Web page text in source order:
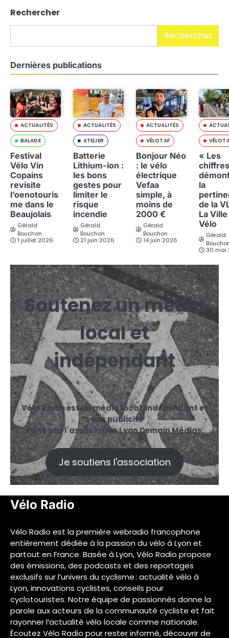
Rechercher
Rechercher
Dernières publications
ACTUALITÉS
BALADE
Festival
Vélo Vin
Copains
revisite
l’oenotouris
me dans le
Beaujolais
Gérald
Bouchon
1 juillet 2026
ACTUALITÉS
ATELIER
Batterie
Lithium-ion :
les bons
gestes pour
limiter le
risque
incendie
Gérald
Bouchon
21 juin 2026
ACTUALITÉS
VÉLOTAF
Bonjour Néo
: le vélo
électrique
Vefaa
simple, à
moins de
2000 €
Gérald
Bouchon
14 juin 2026
« Les
chiffres
la
de la
La Ville
Vélo
Gérald
30 mai
Soutenez un média
local et
indépendant
Vélo Radio est un média local, indépendant et
sans publicité
édité par l'association Lyon Demain Médias.
Je soutiens l'association
Vélo Radio
Vélo Radio est la première webradio francophone
entièrement dédiée à la passion du vélo à Lyon et
partout en France. Basée à Lyon, Vélo Radio propose
des émissions, des podcasts et des reportages
exclusifs sur l’univers du cyclisme : actualité vélo à
Lyon, innovations cyclistes, conseils pour
cyclotouristes. Notre équipe de passionnés donne la
parole aux acteurs de la communauté cycliste et fait
rayonner l’actualité vélo locale comme nationale.
Écoutez Vélo Radio pour rester informé, découvrir de